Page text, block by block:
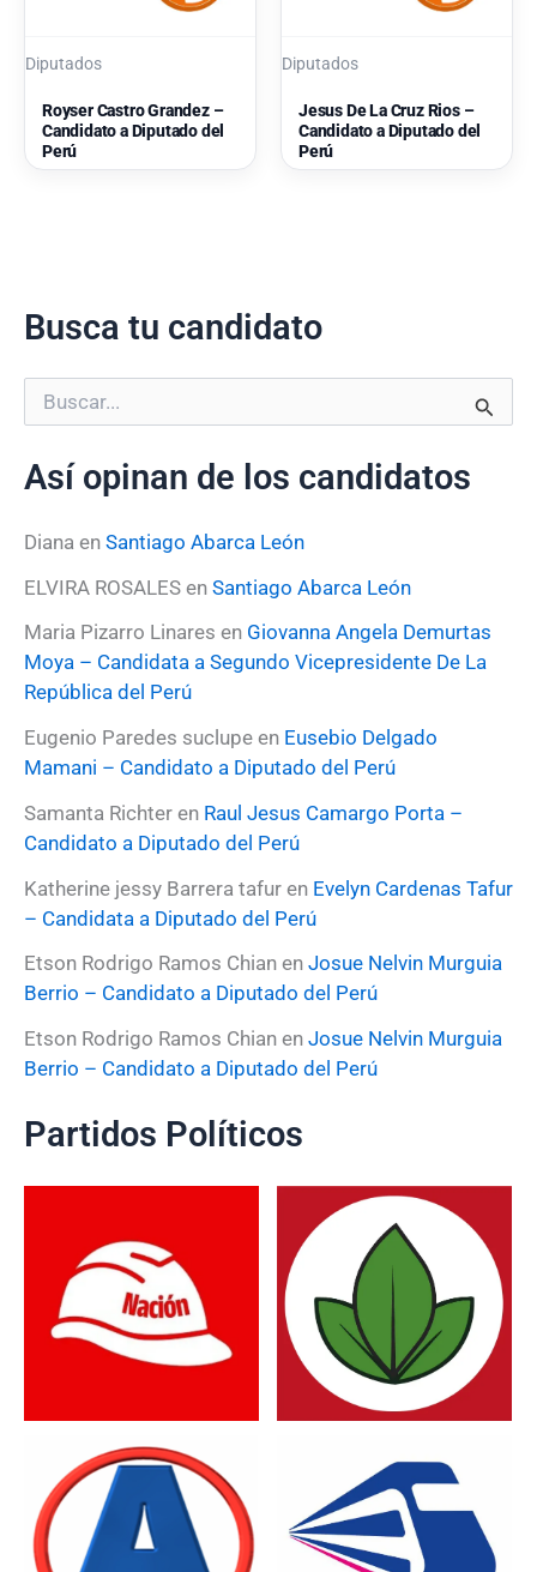
Diputados
Royser Castro Grandez –
Candidato a Diputado del
Perú
Diputados
Jesus De La Cruz Rios –
Candidato a Diputado del
Perú
Busca tu candidato
u
c
p
r
:
Así opinan de los candidatos
Diana en Santiago Abarca León
ELVIRA ROSALES en Santiago Abarca León
Maria Pizarro Linares en Giovanna Angela Demurtas
Moya – Candidata a Segundo Vicepresidente De La
República del Perú
Eugenio Paredes suclupe en Eusebio Delgado
Mamani – Candidato a Diputado del Perú
Samanta Richter en Raul Jesus Camargo Porta –
Candidato a Diputado del Perú
Katherine jessy Barrera tafur en Evelyn Cardenas Tafur
– Candidata a Diputado del Perú
Etson Rodrigo Ramos Chian en Josue Nelvin Murguia
Berrio – Candidato a Diputado del Perú
Etson Rodrigo Ramos Chian en Josue Nelvin Murguia
Berrio – Candidato a Diputado del Perú
Partidos Políticos